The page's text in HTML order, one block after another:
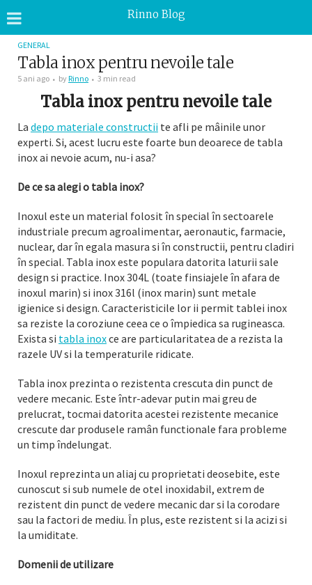
Rinno Blog
GENERAL
Tabla inox pentru nevoile tale
5 ani ago byRinno 3 min read
Tabla inox pentru nevoile tale
La depo materiale constructii te afli pe mâinile unor
experti. Si, acest lucru este foarte bun deoarece de tabla
inox ai nevoie acum, nu-i asa?
De ce sa alegi o tabla inox?
Inoxul este un material folosit în special în sectoarele
industriale precum agroalimentar, aeronautic, farmacie,
nuclear, dar în egala masura si în constructii, pentru cladiri
în special. Tabla inox este populara datorita laturii sale
design si practice. Inox 304L (toate finsiajele în afara de
inoxul marin) si inox 316l (inox marin) sunt metale
igienice si design. Caracteristicile lor ii permit tablei inox
sa reziste la coroziune ceea ce o împiedica sa rugineasca.
Exista si tabla inoxce are particularitatea de a rezista la
razele UV si la temperaturile ridicate.
Tabla inox prezinta o rezistenta crescuta din punct de
vedere mecanic. Este într-adevar putin mai greu de
prelucrat, tocmai datorita acestei rezistente mecanice
crescute dar produsele ramân functionale fara probleme
un timp îndelungat.
Inoxul reprezinta un aliaj cu proprietati deosebite, este
cunoscut si sub numele de otel inoxidabil, extrem de
rezistent din punct de vedere mecanic dar si la corodare
sau la factori de mediu. În plus, este rezistent si la acizi si
la umiditate.
Domenii de utilizare